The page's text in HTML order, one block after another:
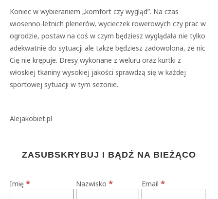
Koniec w wybieraniem „komfort czy wygląd”. Na czas
wiosenno-letnich plenerów, wycieczek rowerowych czy prac w
ogrodzie, postaw na coś w czym będziesz wyglądała nie tylko
adekwatnie do sytuacji ale także będziesz zadowolona, że nic
Cię nie krępuje. Dresy wykonane z weluru oraz kurtki z
włoskiej tkaniny wysokiej jakości sprawdzą się w każdej
sportowej sytuacji w tym sezonie.
Alejakobiet.pl
ZASUBSKRYBUJ I BĄDŹ NA BIEŻĄCO
Imię * Nazwisko * Email*